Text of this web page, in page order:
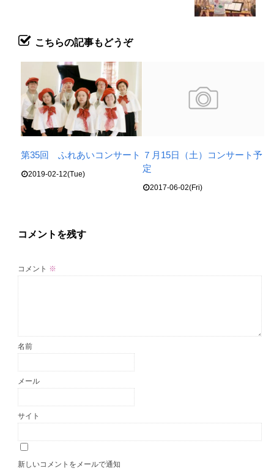
こちらの記事もどうぞ
第35回 ふれあいコンサート
2019-02-12(Tue)
７月15日（土）コンサート予
定
2017-06-02(Fri)
コメントを残す
コメント ※
名前
メール
サイト
新しいコメントをメールで通知